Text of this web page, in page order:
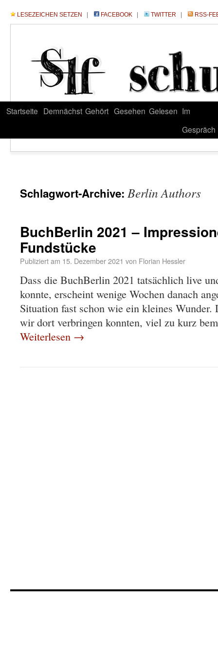
LESEZEICHEN SETZEN FACEBOOK TWITTER RSS-
Startseite Demnächst Gehört Gesehen Gelesen Im
Gespräch
Schlagwort-Archive: Berlin Authors
BuchBerlin 2021 –
Fundstücke
Publiziert am 15. Dezember 2021 von Florian Hessler
Dass die BuchBerlin 2021 tatsächlich live
konnte, erscheint wenige Wochen danach
Situation fast schon wie ein kleines
wir dort verbringen konnten, viel zu kurz
Weiterlesen →